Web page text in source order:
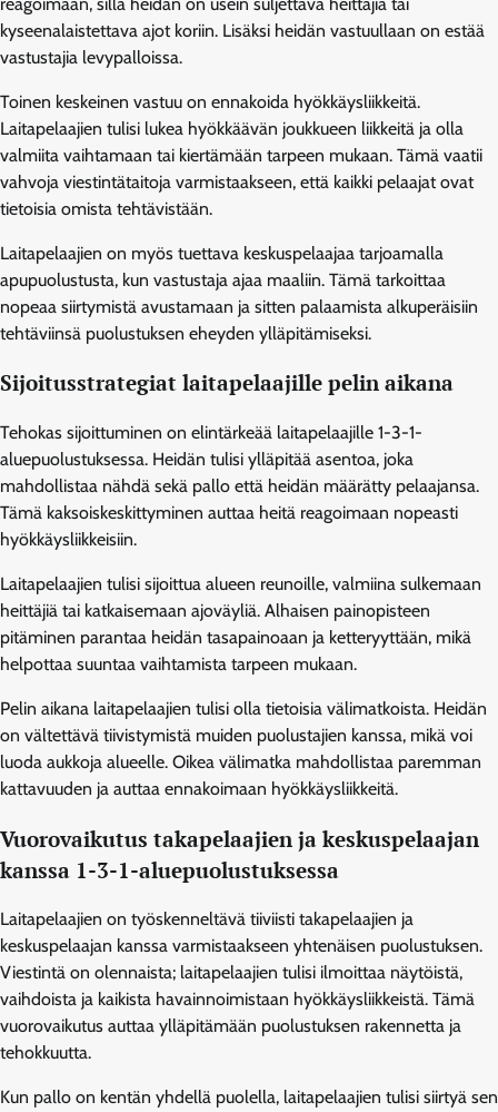
kyseenalaistettava ajot koriin. Lisäksi heidän vastuullaan on estää
vastustajia levypalloissa.
Toinen keskeinen vastuu on ennakoida hyökkäysliikkeitä.
Laitapelaajien tulisi lukea hyökkäävän joukkueen liikkeitä ja olla
valmiita vaihtamaan tai kiertämään tarpeen mukaan. Tämä vaatii
vahvoja viestintätaitoja varmistaakseen, että kaikki pelaajat ovat
tietoisia omista tehtävistään.
Laitapelaajien on myös tuettava keskuspelaajaa tarjoamalla
apupuolustusta, kun vastustaja ajaa maaliin. Tämä tarkoittaa
nopeaa siirtymistä avustamaan ja sitten palaamista alkuperäisiin
tehtäviinsä puolustuksen eheyden ylläpitämiseksi.
Sijoitusstrategiat laitapelaajille pelin aikana
Tehokas sijoittuminen on elintärkeää laitapelaajille 1-3-1-
aluepuolustuksessa. Heidän tulisi ylläpitää asentoa, joka
mahdollistaa nähdä sekä pallo että heidän määrätty pelaajansa.
Tämä kaksoiskeskittyminen auttaa heitä reagoimaan nopeasti
hyökkäysliikkeisiin.
Laitapelaajien tulisi sijoittua alueen reunoille, valmiina sulkemaan
heittäjiä tai katkaisemaan ajoväyliä. Alhaisen painopisteen
pitäminen parantaa heidän tasapainoaan ja ketteryyttään, mikä
helpottaa suuntaa vaihtamista tarpeen mukaan.
Pelin aikana laitapelaajien tulisi olla tietoisia välimatkoista. Heidän
on vältettävä tiivistymistä muiden puolustajien kanssa, mikä voi
luoda aukkoja alueelle. Oikea välimatka mahdollistaa paremman
kattavuuden ja auttaa ennakoimaan hyökkäysliikkeitä.
Vuorovaikutus takapelaajien ja keskuspelaajan
kanssa 1-3-1-aluepuolustuksessa
Laitapelaajien on työskenneltävä tiiviisti takapelaajien ja
keskuspelaajan kanssa varmistaakseen yhtenäisen puolustuksen.
Viestintä on olennaista; laitapelaajien tulisi ilmoittaa näytöistä,
vaihdoista ja kaikista havainnoimistaan hyökkäysliikkeistä. Tämä
vuorovaikutus auttaa ylläpitämään puolustuksen rakennetta ja
tehokkuutta.
Kun pallo on kentän yhdellä puolella, laitapelaajien tulisi siirtyä sen